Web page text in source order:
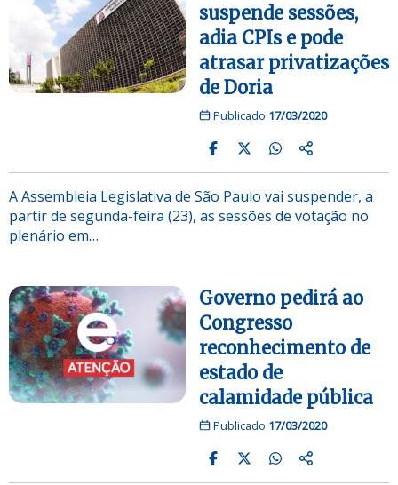
suspende sessões,
adia CPIs e pode
atrasar privatizações
de Doria
Publicado 17/03/2020
A Assembleia Legislativa de São Paulo vai suspender, a
partir de segunda-feira (23), as sessões de votação no
plenário em…
Governo pedirá ao
Congresso
reconhecimento de
estado de
calamidade pública
Publicado 17/03/2020